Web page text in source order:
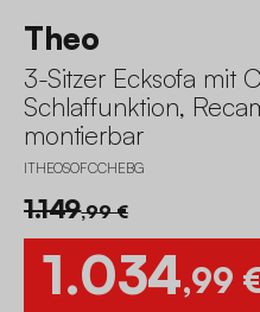
Theo
3-Sitzer Ecksofa mit
Schlaffunktion,
montierbar
ITHEOSOFCCHEBG
1.149,99 €
1.034,99